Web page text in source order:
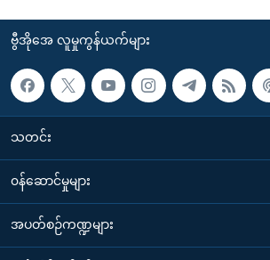
ဗွီအိုအေ လူမှုကွန်ယက်များ
သတင်း
၀န်ဆောင်မှုများ
အပတ်စဉ်ကဏ္ဍများ